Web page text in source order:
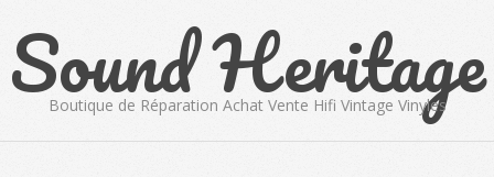
content
Sound Heritage
Boutique de Réparation Achat Vente Hifi Vintage Vinyles